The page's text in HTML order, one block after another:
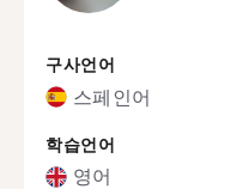
구사언어
스페인어
학습언어
영어